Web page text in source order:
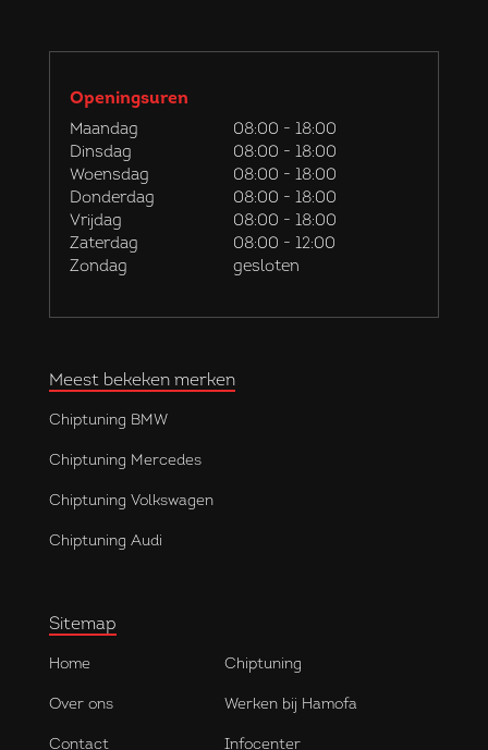
Openingsuren
Maandag
08:00 - 18:00
Dinsdag
08:00 - 18:00
Woensdag
08:00 - 18:00
Donderdag
08:00 - 18:00
Vrijdag
08:00 - 18:00
Zaterdag
08:00 - 12:00
Zondag
gesloten
Meest bekeken merken
Chiptuning BMW
Chiptuning Mercedes
Chiptuning Volkswagen
Chiptuning Audi
Sitemap
Home Chiptuning
Over ons Werken bij Hamofa
Contact Infocenter